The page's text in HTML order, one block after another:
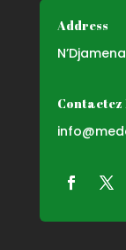
Address
Contactez